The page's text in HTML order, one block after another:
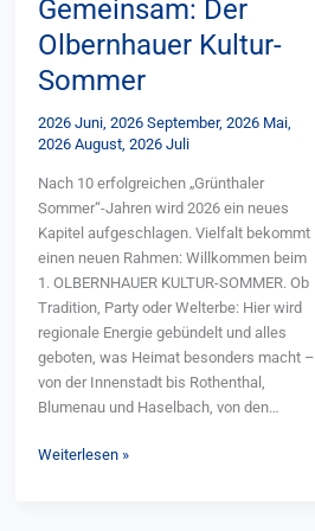
Erlebnis- und Beherbergungsreiseführer
bündelt mehr als 900 Angebote aus allen
Lausitz bis ins Vogtland, von der Dübener
Heide bis ins Erzgebirge. Neben
Ferienhäusern und -wohnungen sowie
sich Campingplätze, zahlreiche
Erlebnisangebote und Hinweise auf
regionale Bräuche. Vorgestellt werden
traditionsreiche Feste und Märkte,
sachsenweite Veranstaltungen,
Handwerk, sorbische Kultur sowie
kulinarische Empfehlungen mit
ausgewählten Rezepten. So vermittelt der
Katalog ein facettenreiches Bild des
ländlichen Sachsen und lädt dazu ein,
erleben. Die Ausgabe ist kostenlos in
Gemeinsam: Der
Olbernhauer Kultur-
Sommer
2026 Juni, 2026 September, 2026 Mai,
2026 August, 2026 Juli
Nach 10 erfolgreichen „Grünthaler
Sommer“-Jahren wird 2026 ein neues
Kapitel aufgeschlagen. Vielfalt bekommt
einen neuen Rahmen: Willkommen beim
1. OLBERNHAUER KULTUR-SOMMER. Ob
Tradition, Party oder Welterbe: Hier wird
regionale Energie gebündelt und alles
geboten, was Heimat besonders macht –
von der Innenstadt bis Rothenthal,
Blumenau und Haselbach, von den
Schloss Pfaffroda und der Wehrkirche in
Weiterlesen »